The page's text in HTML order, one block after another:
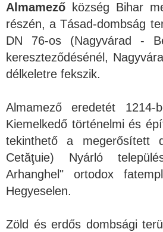
Almamező község Bihar
részén, a Tásad-dombság
DN 76-os (Nagyvárad -
kereszteződésénél,
délkeletre fekszik.
Almamező eredetét 1214-
Kiemelkedő történelmi és
tekinthető a megerősített
Cetăţuie) Nyárló
Arhanghel" ortodox
Hegyeselen.
Zöld és erdős dombsági